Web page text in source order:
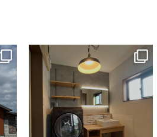
tomohouseinc
7月 13